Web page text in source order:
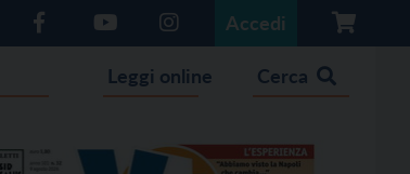
Accedi
Leggi online Cerca